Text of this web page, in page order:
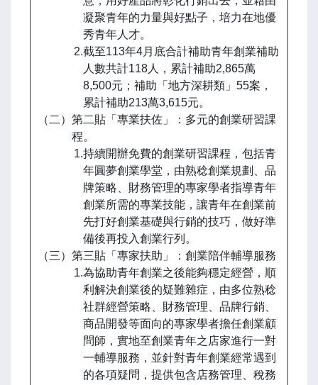
凝聚青年的力量與好點子，培力在地優
秀青年人才。
2.截至113年4月底合計補助青年創業補助
人數共計118人，累計補助2,865萬
8,500元；補助「地方深耕類」55案，
累計補助213萬3,615元。
（二）第二貼「專業扶佐」：多元的創業研習課
程。
1.持續開辦免費的創業研習課程，包括青
年圓夢創業學堂，由熟稔創業規劃、品
牌策略、財務管理的專家學者指導青年
創業所需的專業技能，讓青年在創業前
先打好創業基礎與行銷的技巧，做好準
備後再投入創業行列。
（三）第三貼「專家扶助」：創業陪伴輔導服務
1.為協助青年創業之後能夠穩定經營，順
利解決創業後的疑難雜症，由多位熟稔
社群經營策略、財務管理、品牌行銷、
商品開發等面向的專家學者擔任創業顧
問師，實地至創業青年之店家進行一對
一輔導服務，並針對青年創業經常遇到
的各項疑問，提供包含店務管理、稅務